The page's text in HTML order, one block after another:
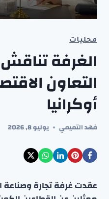
محليات
الغرفة
التعاون
أوكرانيا
فهد التميمي يوليو 8, 2026
عقدت غرفة تجارة وصناعة